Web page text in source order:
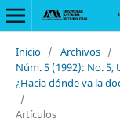
Inicio / Archivos /
Núm. 5 (1992): No.
¿Hacia dónde va la
/
Artículos